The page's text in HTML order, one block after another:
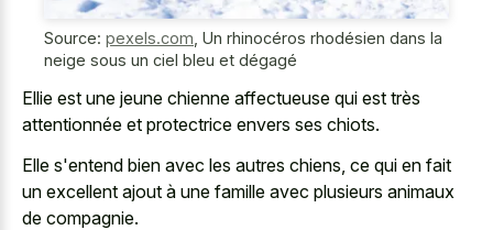
Source: pexels.com Un rhinocéros rhodésien dans la
neige sous un ciel bleu et dégagé
Ellie est une jeune chienne affectueuse qui est très
attentionnée et protectrice envers ses chiots.
Elle s'entend bien avec les autres chiens, ce qui en fait
un excellent ajout à une famille avec plusieurs animaux
de compagnie.